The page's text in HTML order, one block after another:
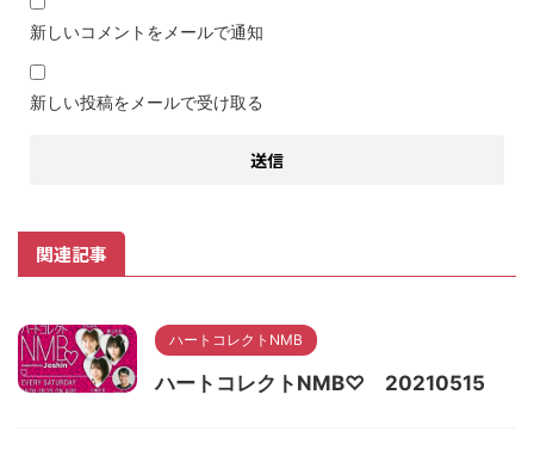
新しいコメントをメールで通知
新しい投稿をメールで受け取る
関連記事
ハートコレクトNMB
ハートコレクトNMB♡ 20210515